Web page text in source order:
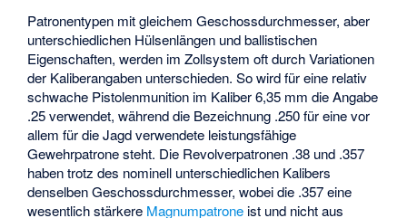
Patronentypen mit gleichem Geschossdurchmesser, aber
unterschiedlichen Hülsenlängen und ballistischen
Eigenschaften, werden im Zollsystem oft durch Variationen
der Kaliberangaben unterschieden. So wird für eine relativ
schwache Pistolenmunition im Kaliber 6,35 mm die Angabe
.25 verwendet, während die Bezeichnung .250 für eine vor
allem für die Jagd verwendete leistungsfähige
Gewehrpatrone steht. Die Revolverpatronen .38 und .357
haben trotz des nominell unterschiedlichen Kalibers
denselben Geschossdurchmesser, wobei die .357 eine
wesentlich stärkere Magnumpatrone ist und nicht aus